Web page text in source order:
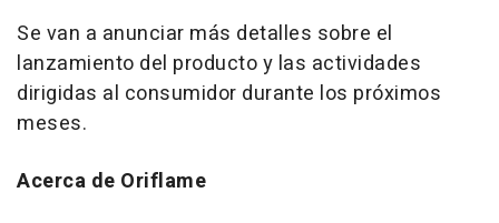
Se van a anunciar más detalles sobre el
lanzamiento del producto y las actividades
dirigidas al consumidor durante los próximos
meses.
Acerca de Oriflame